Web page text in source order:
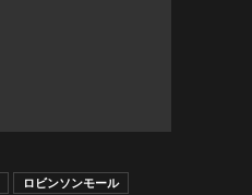
ロビンソンモール